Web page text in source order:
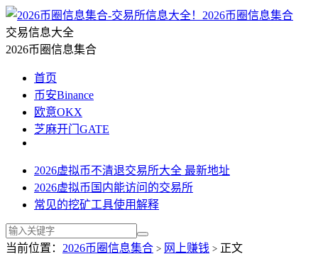
2026币圈信息集合
交易信息大全
2026币圈信息集合
首页
币安Binance
欧意OKX
芝麻开门GATE
2026虚拟币不清退交易所大全 最新地址
2026虚拟币国内能访问的交易所
常见的挖矿工具使用解释
当前位置： 2026币圈信息集合 > 网上赚钱 > 正文